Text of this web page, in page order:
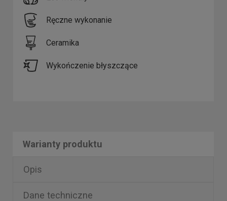
Ręczne wykonanie
Ceramika
Wykończenie błyszczące
Warianty produktu
Opis
Dane techniczne